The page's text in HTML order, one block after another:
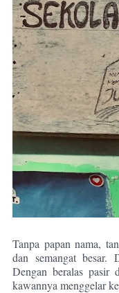
Tanpa papan nama,
dan semangat besar.
Dengan beralas pasir
kawannya menggelar